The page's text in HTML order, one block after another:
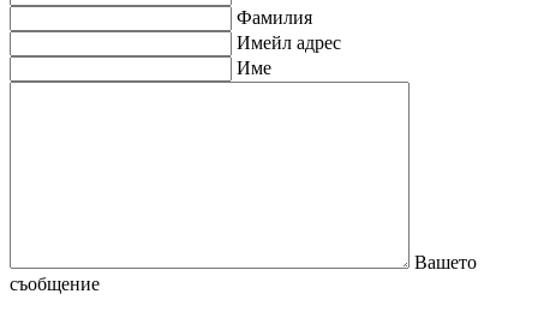
Фамилия
Имейл адрес
Име
Вашето
съобщение